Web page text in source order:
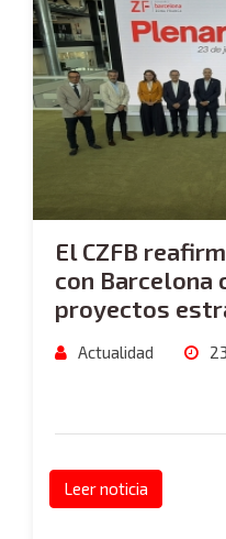
El CZFB
con Barcelona
proyectos
Actualidad
Leer noticia